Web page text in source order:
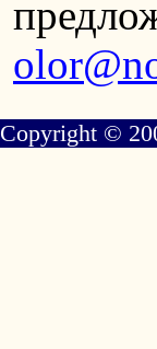
Copyright ©